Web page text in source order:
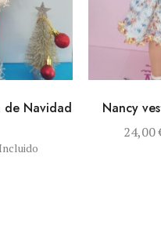
CARRITO
de Navidad
Nancy
24,00